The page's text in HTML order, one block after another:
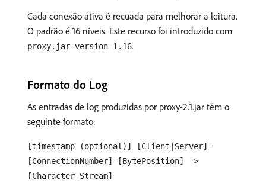
Cada conexão ativa é recuada para melhorar a leitura.
O padrão é 16 níveis. Este recurso foi introduzido com
proxy.jar version 1.16.
Formato do Log
As entradas de log produzidas por proxy-2.1.jar têm o
seguinte formato:
[timestamp (optional)] [Client|Server]-
[ConnectionNumber]-[BytePosition] ->
[Character Stream]